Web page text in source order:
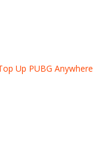
Up PUBG Anywhere